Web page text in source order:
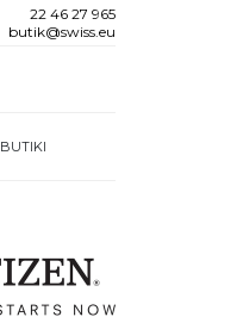
22 46 27 965
butik@swiss.eu
BUTIKI